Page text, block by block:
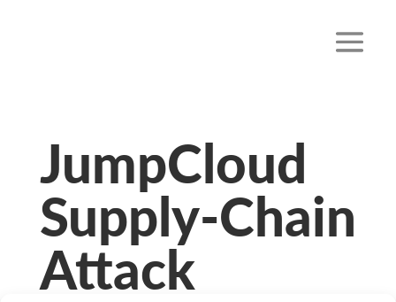
JumpCloud
Supply-Chain
Attack